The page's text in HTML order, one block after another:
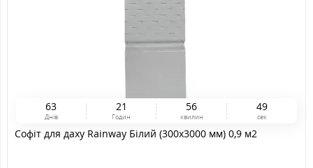
63
Днів
21
Годин
56
хвилин
49
сек
Софіт для даху Rainway Білий (300x3000 мм) 0,9 м2